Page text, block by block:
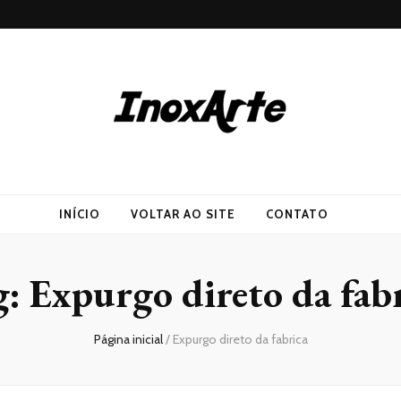
INÍCIO VOLTAR AO SITE CONTATO
Expurgo direto da
Página inicial/ Expurgo direto da fabrica